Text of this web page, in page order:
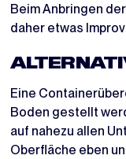
Beim Anbringen
daher etwas
Eine
Boden gestellt
auf nahezu allen
Oberfläche eben